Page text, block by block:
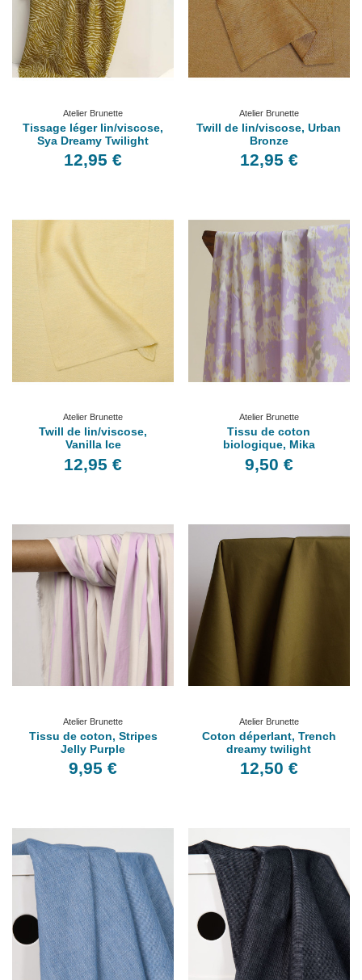
Atelier Brunette
Tissage léger lin/viscose,
Sya Dreamy Twilight
12,95 €
Atelier Brunette
Twill de lin/viscose, Urban
Bronze
12,95 €
Atelier Brunette
Twill de lin/viscose,
Vanilla Ice
12,95 €
Atelier Brunette
Tissu de coton
biologique, Mika
9,50 €
Atelier Brunette
Tissu de coton, Stripes
Jelly Purple
9,95 €
Atelier Brunette
Coton déperlant, Trench
dreamy twilight
12,50 €